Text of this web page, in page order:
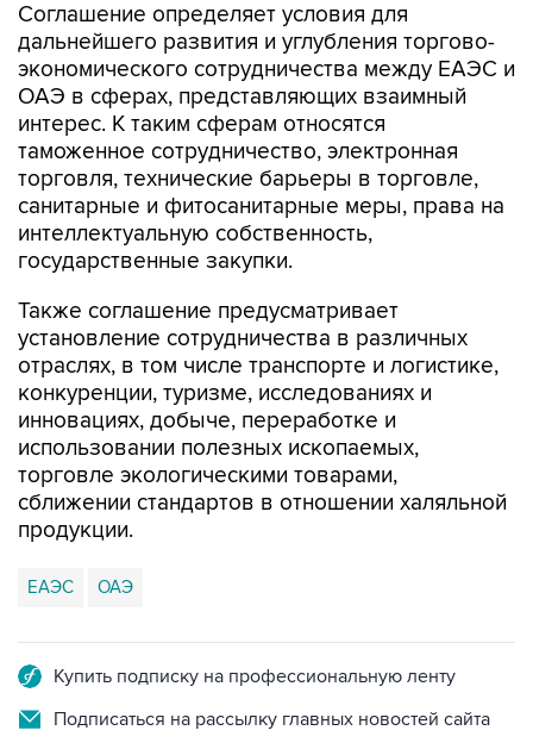
Соглашение определяет условия для
дальнейшего развития и углубления торгово-
экономического сотрудничества между ЕАЭС и
ОАЭ в сферах, представляющих взаимный
интерес. К таким сферам относятся
таможенное сотрудничество, электронная
торговля, технические барьеры в торговле,
санитарные и фитосанитарные меры, права на
интеллектуальную собственность,
государственные закупки.
Также соглашение предусматривает
установление сотрудничества в различных
отраслях, в том числе транспорте и логистике,
конкуренции, туризме, исследованиях и
инновациях, добыче, переработке и
использовании полезных ископаемых,
торговле экологическими товарами,
сближении стандартов в отношении халяльной
продукции.
ЕАЭС ОАЭ
Купить подписку на профессиональную ленту
Подписаться на рассылку главных новостей сайта